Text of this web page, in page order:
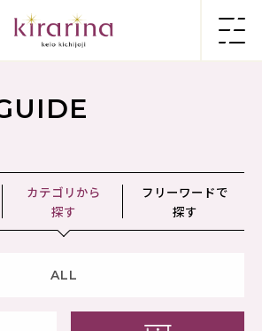
カテゴリから
探す
フリーワードで
探す
ALL